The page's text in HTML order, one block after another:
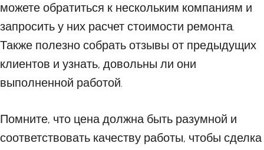
можете обратиться к нескольким компаниям и
запросить у них расчет стоимости ремонта.
Также полезно собрать отзывы от предыдущих
клиентов и узнать, довольны ли они
выполненной работой.
Помните, что цена должна быть разумной и
соответствовать качеству работы, чтобы сделка